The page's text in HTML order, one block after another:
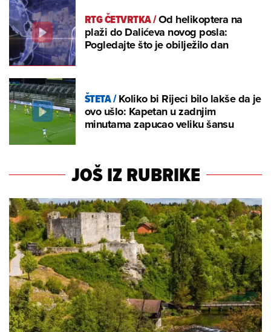
RTG ČETVRTKA/Od helikoptera na
plaži do Dalićeva novog posla:
Pogledajte što je obilježilo dan
ŠTETA/Koliko bi Rijeci bilo lakše da je
ovo ušlo: Kapetan u zadnjim
minutama zapucao veliku šansu
JOŠ IZ RUBRIKE